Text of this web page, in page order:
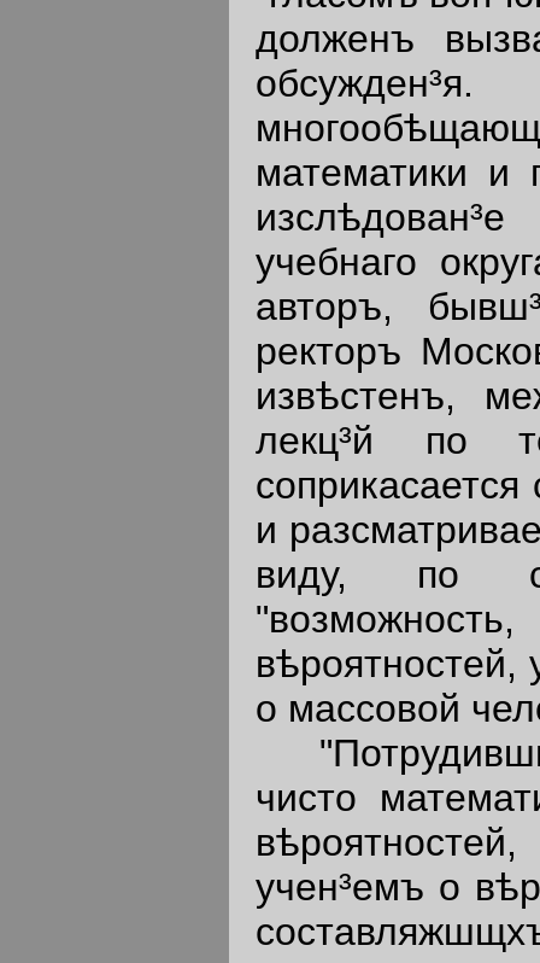
долженъ
математики и
учебнаго
авторъ,
ректоръ
извѣстенъ,
лекц³й по
и
виду, по
вѣроятностей,
о массовой
чисто
учен³емъ о